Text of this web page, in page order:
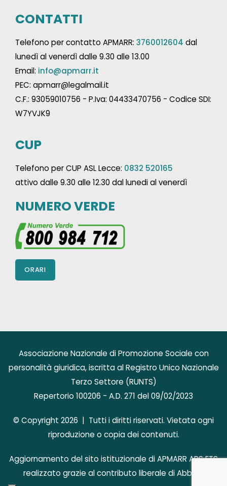
CONTATTI
Telefono per contatto APMARR: 3760012604 dal
lunedì al venerdì dalle 9.30 alle 13.00
Email: info@apmarr.it
PEC: apmarr@legalmail.it
C.F.: 93059010756 - P.Iva: 04433470756 - Codice SDI:
W7YVJK9
CUP
Telefono per CUP ASL Lecce: 0832 520165
attivo dalle 9.30 alle 12.30 dal lunedi al venerdì
NUMERO VERDE
ORARI
Associazione Nazionale di Promozione Sociale con
personalità giuridica, iscritta al Registro Unico Nazionale
Terzo Settore (RUNTS)
Repertorio 100206 - A.D. 271 del 09/02/2023
© Copyright 2026 | Tutti i diritti riservati. Vietata ogni
riproduzione o copia dei contenuti.
Aggiornamento del sito istituzionale di APMARR APS ETS
realizzato grazie al contributo liberale di AbbVie